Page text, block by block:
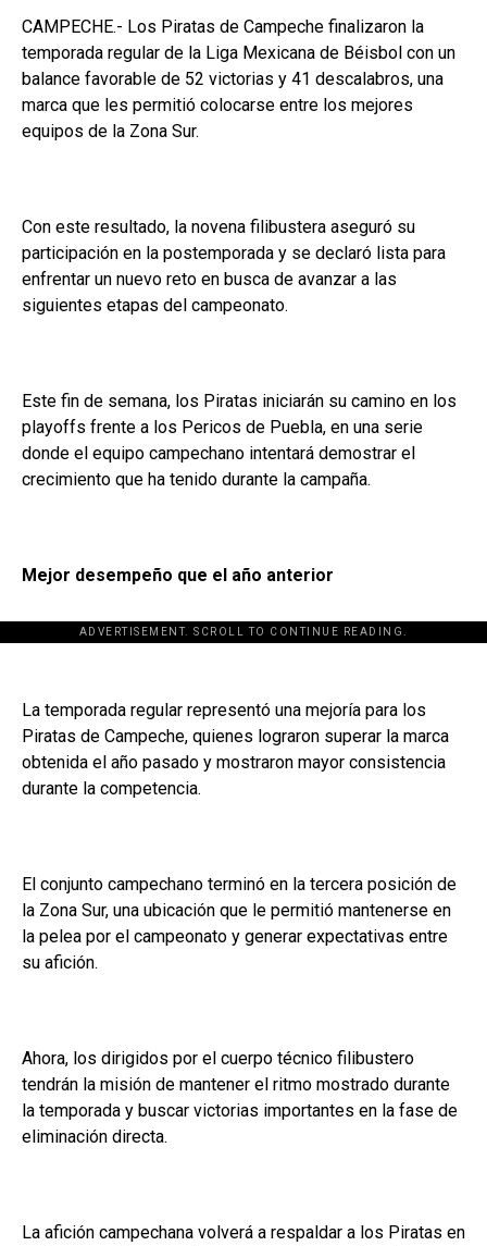
CAMPECHE.- Los Piratas de Campeche finalizaron la
temporada regular de la Liga Mexicana de Béisbol con un
balance favorable de 52 victorias y 41 descalabros, una
marca que les permitió colocarse entre los mejores
equipos de la Zona Sur.
Con este resultado, la novena filibustera aseguró su
participación en la postemporada y se declaró lista para
enfrentar un nuevo reto en busca de avanzar a las
siguientes etapas del campeonato.
Este fin de semana, los Piratas iniciarán su camino en los
playoffs frente a los Pericos de Puebla, en una serie
donde el equipo campechano intentará demostrar el
crecimiento que ha tenido durante la campaña.
Mejor desempeño que el año anterior
ADVERTISEMENT. SCROLL TO CONTINUE READING.
La temporada regular representó una mejoría para los
Piratas de Campeche, quienes lograron superar la marca
obtenida el año pasado y mostraron mayor consistencia
durante la competencia.
El conjunto campechano terminó en la tercera posición de
la Zona Sur, una ubicación que le permitió mantenerse en
la pelea por el campeonato y generar expectativas entre
su afición.
Ahora, los dirigidos por el cuerpo técnico filibustero
tendrán la misión de mantener el ritmo mostrado durante
la temporada y buscar victorias importantes en la fase de
eliminación directa.
La afición campechana volverá a respaldar a los Piratas en